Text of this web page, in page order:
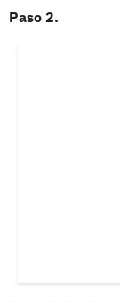
Paso 2.